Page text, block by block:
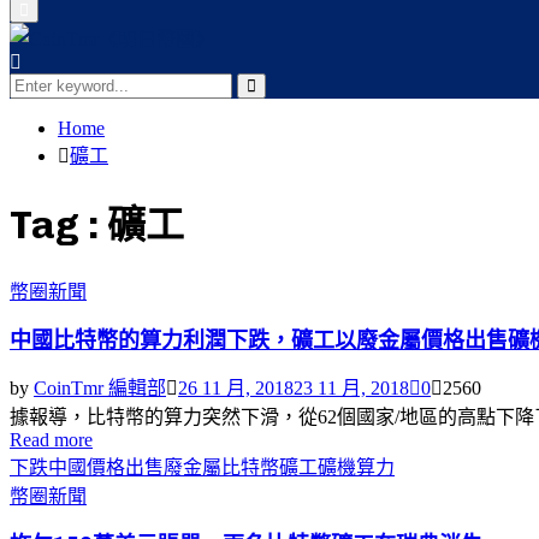
Menu
Search
for:
Search
Home
礦工
Tag : 礦工
幣圈新聞
中國比特幣的算力利潤下跌，礦工以廢金屬價格出售礦
by CoinTmr 編輯部 26 11 月, 201823 11 月, 2018 0
2560
據報導，比特幣的算力突然下滑，從62個國家/地區的高點下降
Read more
下跌中國價格出售廢金屬 比特幣礦工礦機算力
幣圈新聞